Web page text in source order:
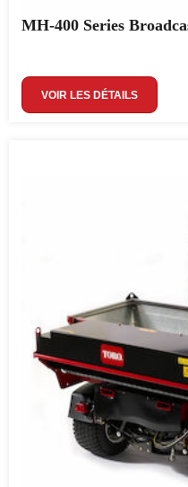
MH-400 Series
VOIR LES DÉTAILS